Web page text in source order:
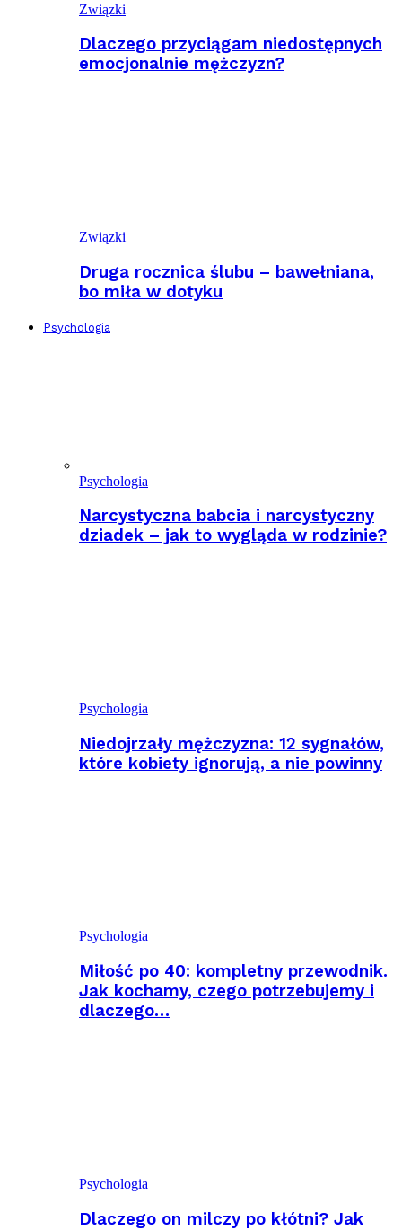
Związki
Dlaczego przyciągam niedostępnych
emocjonalnie mężczyzn?
Związki
Druga rocznica ślubu – bawełniana,
bo miła w dotyku
Psychologia
Psychologia
Narcystyczna babcia i narcystyczny
dziadek – jak to wygląda w rodzinie?
Psychologia
Niedojrzały mężczyzna: 12 sygnałów,
które kobiety ignorują, a nie powinny
Psychologia
Miłość po 40: kompletny przewodnik.
Jak kochamy, czego potrzebujemy i
dlaczego…
Psychologia
Dlaczego on milczy po kłótni? Jak